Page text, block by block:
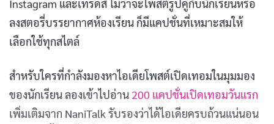
Instagram และเทรดส์ ไม่ว่าจะโพสต์รูปคู่กับนักเรียนหรือ
ลงสตอรี่บรรยากาศห้องเรียน ก็มีแคปชั่นที่เหมาะสมให้
เลือกใช้ทุกสไตล์
สำหรับใครที่กำลังมองหาไอเดียโพสต์เปิดเทอมในมุมมอง
ของนักเรียน ลองเข้าไปอ่าน 200 แคปชั่นเปิดเทอมวันแรก
เพิ่มเติมจาก NaniTalk รับรองว่าได้ไอเดียครบถ้วนแน่นอน